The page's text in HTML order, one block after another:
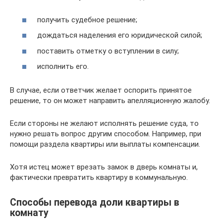
получить судебное решение;
дождаться наделения его юридической силой;
поставить отметку о вступлении в силу;
исполнить его.
В случае, если ответчик желает оспорить принятое
решение, то он может направить апелляционную жалобу.
Если стороны не желают исполнять решение суда, то
нужно решать вопрос другим способом. Например, при
помощи раздела квартиры или выплаты компенсации.
Хотя истец может врезать замок в дверь комнаты и,
фактически превратить квартиру в коммунальную.
Способы перевода доли квартиры в
комнату